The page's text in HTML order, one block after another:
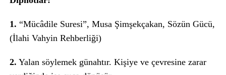
1. “Mücâdile Suresi”, Musa Şimşekçakan, Sözün Gücü,
(İlahi Vahyin Rehberliği)
2. Yalan söylemek günahtır. Kişiye ve çevresine zarar